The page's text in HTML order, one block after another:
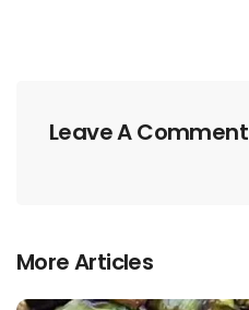
Leave A Comment
More Articles